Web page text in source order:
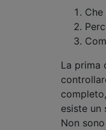
La prima
esiste un
Non